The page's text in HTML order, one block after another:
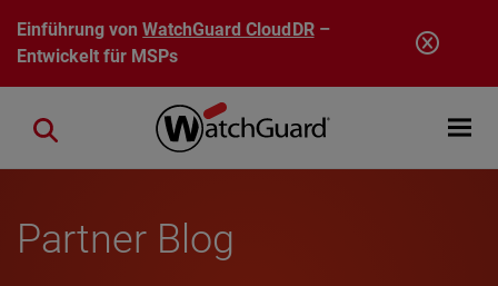
Direkt zum Inhalt
Einführung vonWatchGuard CloudDR–
Entwickelt für MSPs
Open
Close search
Partner Blog